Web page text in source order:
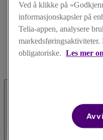
Ved å klikke på
informasjonskapsler på
Telia-appen, analysere
obligatoriske. Les mer